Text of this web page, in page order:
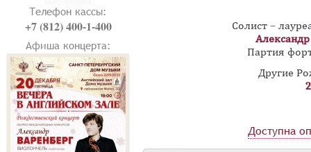
Телефон кассы:
+7 (812) 400-1-400
Афиша концерта:
Солист –
Партия
Другие
Доступна